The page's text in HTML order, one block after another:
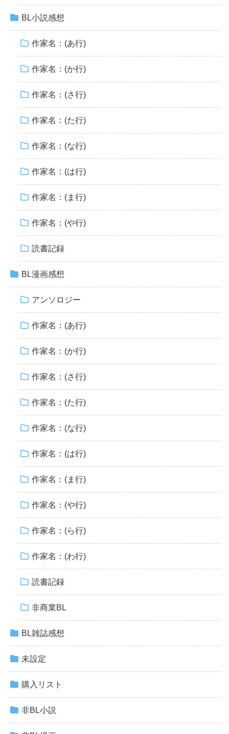
BL小説感想
作家名：(あ行)
作家名：(か行)
作家名：(さ行)
作家名：(た行)
作家名：(な行)
作家名：(は行)
作家名：(ま行)
作家名：(や行)
読書記録
BL漫画感想
アンソロジー
作家名：(あ行)
作家名：(か行)
作家名：(さ行)
作家名：(た行)
作家名：(な行)
作家名：(は行)
作家名：(ま行)
作家名：(や行)
作家名：(ら行)
作家名：(わ行)
読書記録
非商業BL
BL雑誌感想
未設定
購入リスト
非BL小説